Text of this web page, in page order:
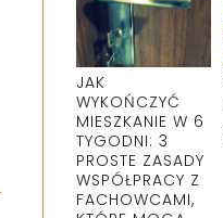
JAK
WYKOŃCZYĆ
MIESZKANIE W 6
TYGODNI: 3
PROSTE ZASADY
WSPÓŁPRACY Z
FACHOWCAMI,